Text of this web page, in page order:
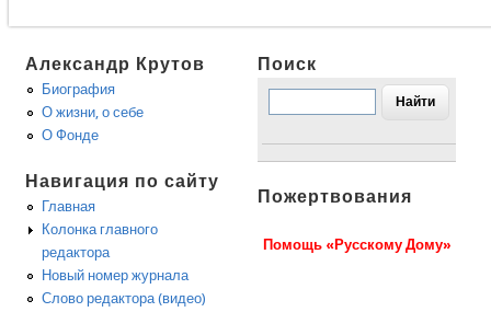
Александр Крутов
Биография
О жизни, о себе
О Фонде
Навигация по сайту
Главная
Колонка главного
редактора
Новый номер журнала
Слово редактора (видео)
Поиск
Пожертвования
Помощь «Русскому Дому»